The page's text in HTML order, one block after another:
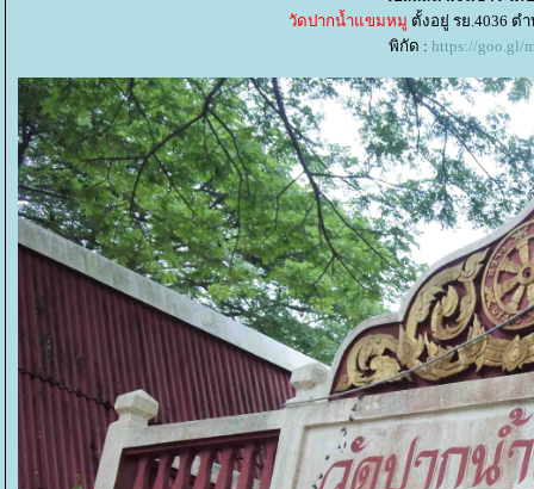
วัดปากน้ำแขมหมู ตั้งอยู่ รย.4036 ต
พิกัด : https://goo.gl/